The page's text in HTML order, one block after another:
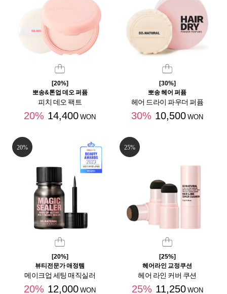
[20%]
뽀송&톤업 데오 퍼퓸
피치 데오 팩트
20% 14,400 WON
[30%]
뽀송 헤어 퍼퓸
헤어 드라이 파우더 퍼퓸
30% 10,500 WON
20%
[20%]
뷰티전문가 애정템
메이크업 세팅 매직실러
20% 12,000 WON
25%
[25%]
헤어라인 교정쿠션
헤어 라인 커버 쿠션
25% 11,250 WON